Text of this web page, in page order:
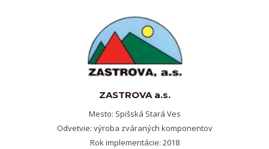
ZASTROVA a.s.
Mesto: Spišská Stará Ves
Odvetvie: výroba zváraných komponentov
Rok implementácie: 2018